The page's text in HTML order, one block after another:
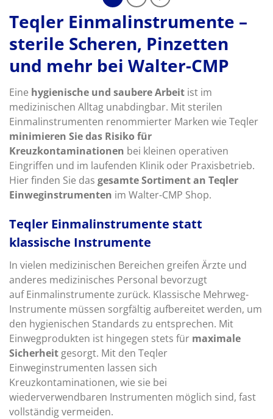
Teqler Einmalinstrumente –
sterile Scheren, Pinzetten
und mehr bei Walter-CMP
Eine hygienische und saubere Arbeit ist im
medizinischen Alltag unabdingbar. Mit sterilen
Einmalinstrumenten renommierter Marken wie Teqler
minimieren Sie das Risiko für
Kreuzkontaminationen bei kleinen operativen
Eingriffen und im laufenden Klinik oder Praxisbetrieb.
Hier finden Sie das gesamte Sortiment an Teqler
Einweginstrumenten im Walter-CMP Shop.
Teqler Einmalinstrumente statt
klassische Instrumente
In vielen medizinischen Bereichen greifen Ärzte und
anderes medizinisches Personal bevorzugt
auf Einmalinstrumente zurück. Klassische Mehrweg-
Instrumente müssen sorgfältig aufbereitet werden, um
den hygienischen Standards zu entsprechen. Mit
Einwegprodukten ist hingegen stets für maximale
Sicherheit gesorgt. Mit den Teqler
Einweginstrumenten lassen sich
Kreuzkontaminationen, wie sie bei
wiederverwendbaren Instrumenten möglich sind, fast
vollständig vermeiden.